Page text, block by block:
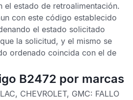
el estado de retroalimentación.
con este código establecido
el estado solicitado
la solicitud, y el mismo se
ordenado coincida con el de
B2472 por marcas
CHEVROLET, GMC: FALLO